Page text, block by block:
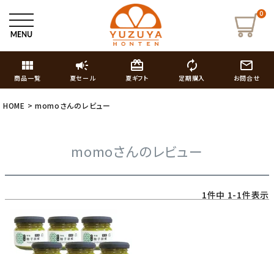
0
view_module
商品一覧
campaign
夏セール
card_giftcard
夏ギフト
autorenew
定期購入
mail_outline
お問合せ
HOME momoさんのレビュー
momoさんのレビュー
1件中 1-1件表示